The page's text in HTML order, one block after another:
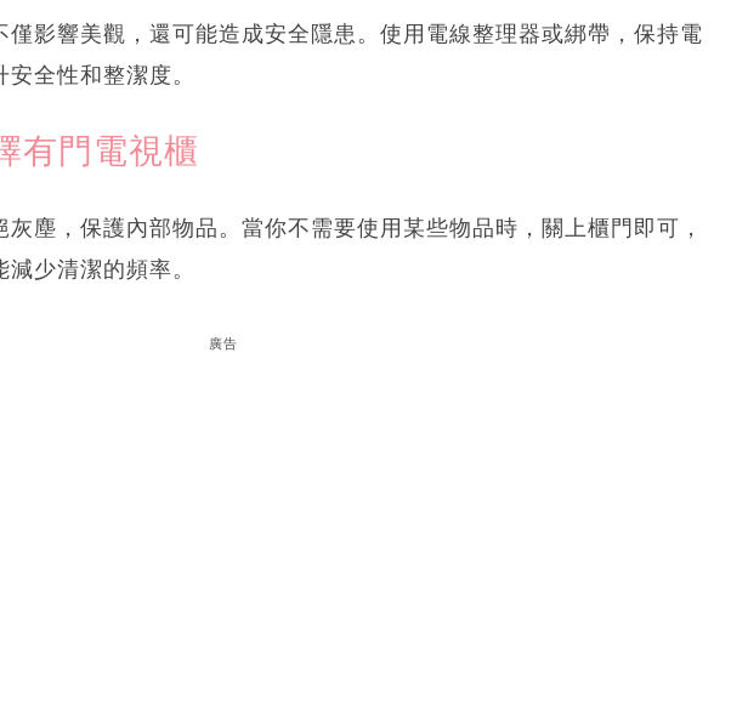
僅影響美觀，還可能造成安全隱患。使用電線整理器或綁帶，保持電
全性和整潔度。
有門電視櫃
塵，保護內部物品。當你不需要使用某些物品時，關上櫃門即可，
少清潔的頻率。
廣告